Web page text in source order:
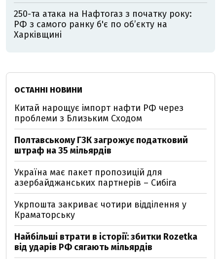
250-та атака на Нафтогаз з початку року:
РФ з самого ранку б'є по об’єкту на
Харківщині
ОСТАННІ НОВИНИ
Китай нарощує імпорт нафти РФ через
проблеми з Близьким Сходом
Полтавському ГЗК загрожує податковий
штраф на 35 мільярдів
Україна має пакет пропозицій для
азербайджанських партнерів – Сибіга
Укрпошта закриває чотири відділення у
Краматорську
Найбільші втрати в історії: збитки Rozetka
від ударів РФ сягають мільярдів